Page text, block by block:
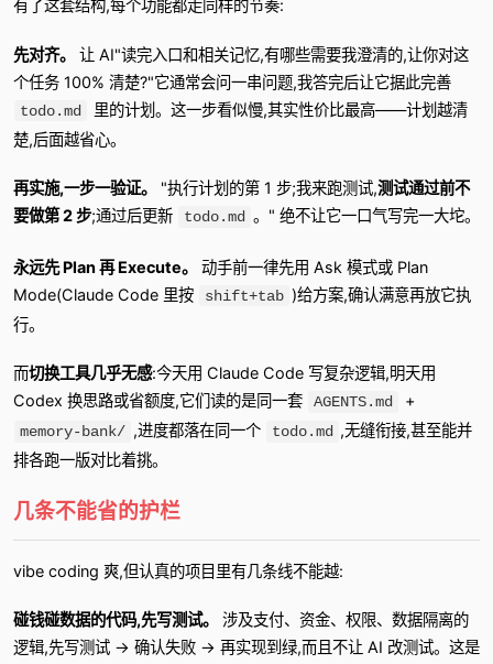
有了这套结构,每个功能都走同样的节奏:
先对齐。
让 AI"读完入口和相关记忆,有哪些需要我澄清的,让你对这
个任务 100% 清楚?"它通常会问一串问题,我答完后让它据此完善
todo.md
里的计划。这一步看似慢,其实性价比最高——计划越清
楚,后面越省心。
再实施,一步一验证。 "执行计划的第 1 步;我来跑测试,测试通过前不
要做第 2 步;通过后更新 todo.md 。" 绝不让它一口气写完一大坨。
永远先 Plan 再 Execute。
动手前一律先用 Ask 模式或 Plan
Mode(Claude Code 里按
shift+tab )给方案,确认满意再放它执
行。
而切换工具几乎无感:今天用 Claude Code 写复杂逻辑,明天用
Codex 换思路或省额度,它们读的是同一套
AGENTS.md +
memory-bank/ ,进度都落在同一个 todo.md ,无缝衔接,甚至能并
排各跑一版对比着挑。
几条不能省的护栏
vibe coding 爽,但认真的项目里有几条线不能越:
碰钱碰数据的代码,先写测试。
涉及支付、资金、权限、数据隔离的
逻辑,先写测试 → 确认失败 → 再实现到绿,而且不让 AI 改测试。这是